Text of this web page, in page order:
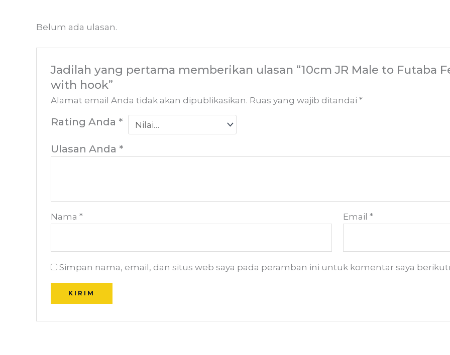
Belum ada ulasan.
Jadilah yang pertama memberikan ulasan “10cm JR Male to Futaba
with hook”
Alamat email Anda tidak akan dipublikasikan. Ruas yang wajib ditandai*
Rating Anda *
Ulasan Anda *
Nama* Email*
Simpan nama, email, dan situs web saya pada peramban ini untuk komentar saya